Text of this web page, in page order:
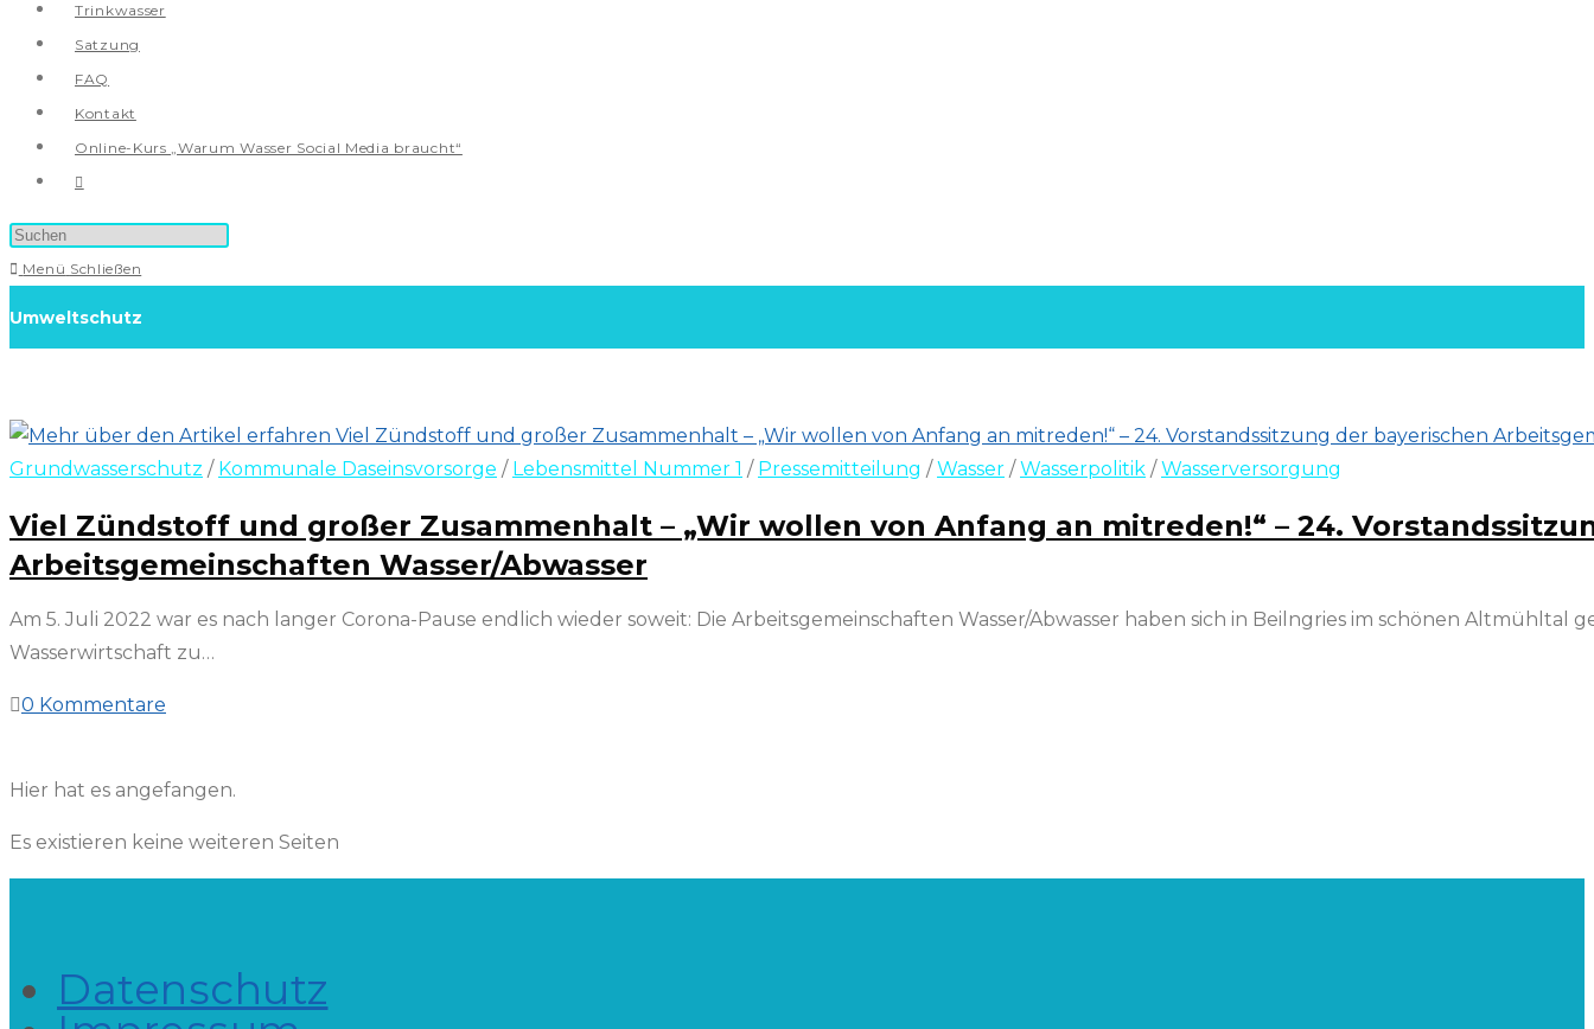
Trinkwasser
Satzung
FAQ
Kontakt
Online-Kurs „Warum Wasser Social Media braucht“
Website-
umschalten
Menü Schließen
Umweltschutz
Grundwasserschutz / Kommunale Daseinsvorsorge / Lebensmittel Nummer 1 / Pressemitteilung /Wasser /Wasserpolitik /Wasserversorgung
Viel Zündstoff und großer Zusammenhalt – „Wir wollen von Anfang an mitreden!“ – 24.
Arbeitsgemeinschaften Wasser/Abwasser
Am 5. Juli 2022 war es nach langer Corona-Pause endlich wieder soweit: Die Arbeitsgemeinschaften Wasser/Abwasser haben sich in Beilngries im schönen
Wasserwirtschaft zu…
0 Kommentare
Hier hat es angefangen.
Es existieren keine weiteren Seiten
Datenschutz